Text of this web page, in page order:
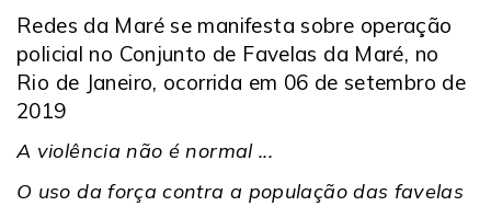
Redes da Maré se manifesta sobre operação
policial no Conjunto de Favelas da Maré, no
Rio de Janeiro, ocorrida em 06 de setembro de
2019
A violência não é normal ...
O uso da força contra a população das favelas